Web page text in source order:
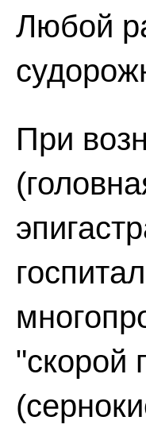
Любой
При
"скорой